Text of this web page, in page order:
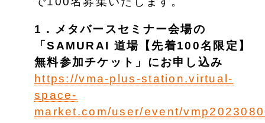
1．メタバースセミナー会場の
「SAMURAI 道場【先着100名限定】
無料参加チケット」にお申し込み
https://vma-plus-station.virtual-
space-
market.com/user/event/